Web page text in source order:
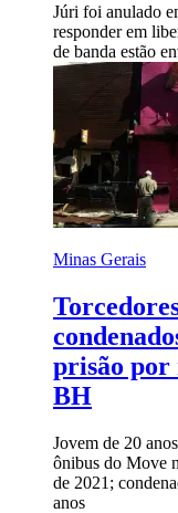
Júri foi anulado
responder em
de banda estão
Minas Gerais
prisão por
BH
Jovem de 20
ônibus do Move
de 2021;
anos